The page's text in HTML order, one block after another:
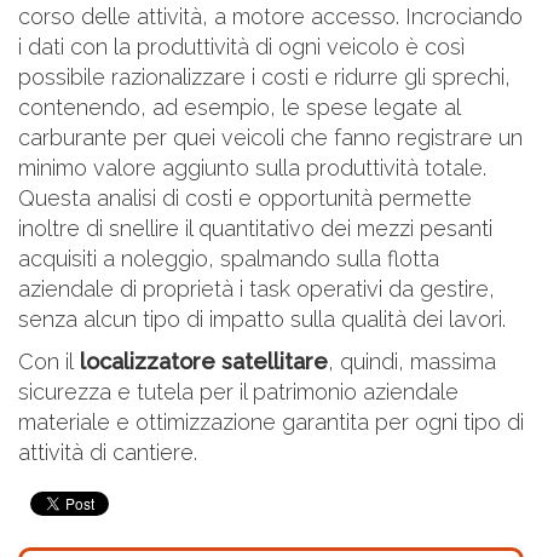
corso delle attività, a motore accesso. Incrociando
i dati con la produttività di ogni veicolo è così
possibile razionalizzare i costi e ridurre gli sprechi,
contenendo, ad esempio, le spese legate al
carburante per quei veicoli che fanno registrare un
minimo valore aggiunto sulla produttività totale.
Questa analisi di costi e opportunità permette
inoltre di snellire il quantitativo dei mezzi pesanti
acquisiti a noleggio, spalmando sulla flotta
aziendale di proprietà i task operativi da gestire,
senza alcun tipo di impatto sulla qualità dei lavori.
Con il localizzatore satellitare, quindi, massima
sicurezza e tutela per il patrimonio aziendale
materiale e ottimizzazione garantita per ogni tipo di
attività di cantiere.